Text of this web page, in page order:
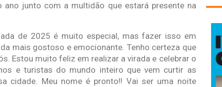
ano junto com a multidão que estará presente na
de 2025 é muito especial, mas fazer isso em
mais gostoso e emocionante. Tenho certeza que
Estou muito feliz em realizar a virada e celebrar o
e turistas do mundo inteiro que vem curtir as
cidade. Meu nome é pronto!! Vai ser uma noite